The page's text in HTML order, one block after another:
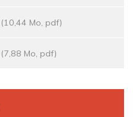
10,44 Mo, pdf
7,88 Mo, pdf